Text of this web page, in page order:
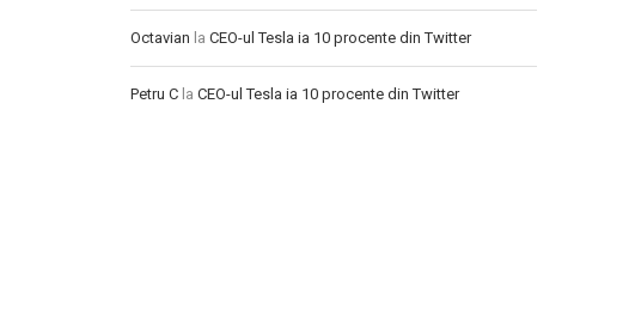
Octavian la CEO-ul Tesla ia 10 procente din Twitter
Petru C la CEO-ul Tesla ia 10 procente din Twitter